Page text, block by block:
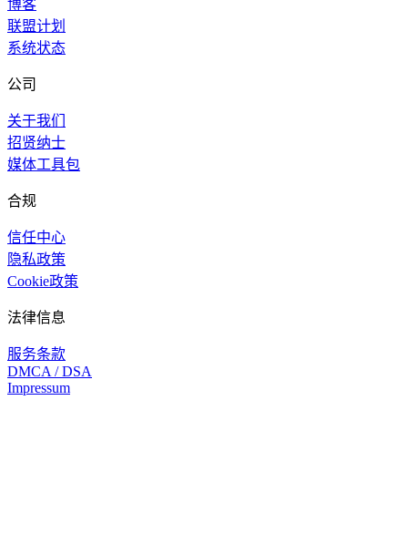
博客
联盟计划
系统状态
公司
关于我们
招贤纳士
媒体工具包
合规
信任中心
隐私政策
Cookie政策
法律信息
服务条款
DMCA / DSA
Impressum